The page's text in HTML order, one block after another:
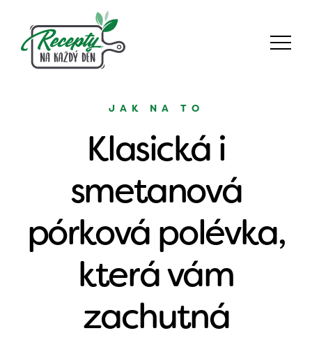
JAK NA TO
Klasická i
smetanová
pórková polévka,
která vám
zachutná